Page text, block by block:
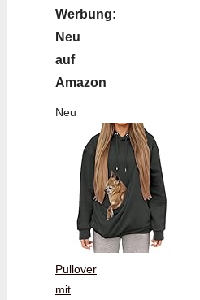
Werbung:
Neu
auf
Amazon
Neu
Pullover
mit